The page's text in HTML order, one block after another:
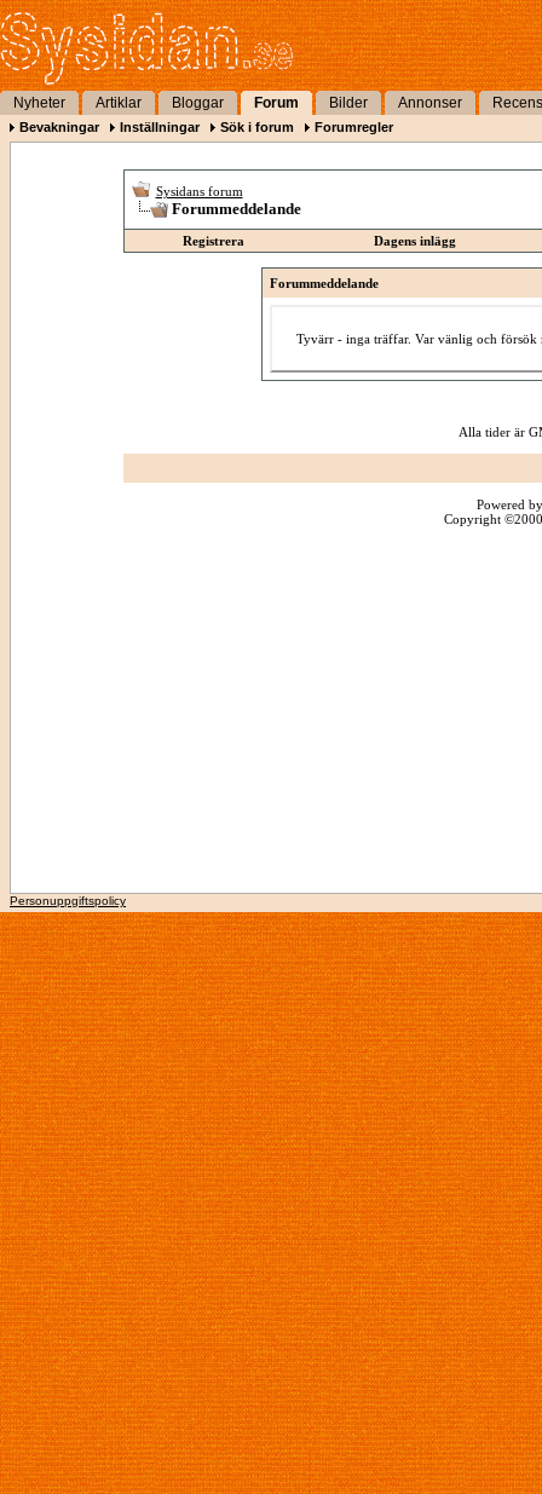
Nyheter Artiklar Bloggar Forum Bilder Annonser
Bevakningar Inställningar Sök i forum Forumregler
Sysidans forum
Forummeddelande
Registrera Dagens inlägg
Forummeddelande
Tyvärr - inga träffar. Var vänlig och försök
Alla tider är
Powered
Copyright
Personuppgiftspolicy